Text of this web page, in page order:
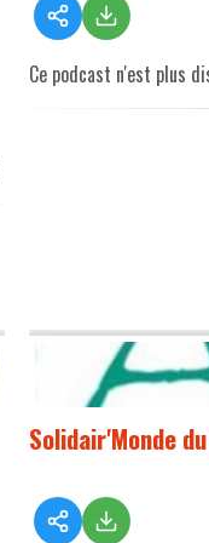
Ce podcast n'est plus
Solidair'Monde